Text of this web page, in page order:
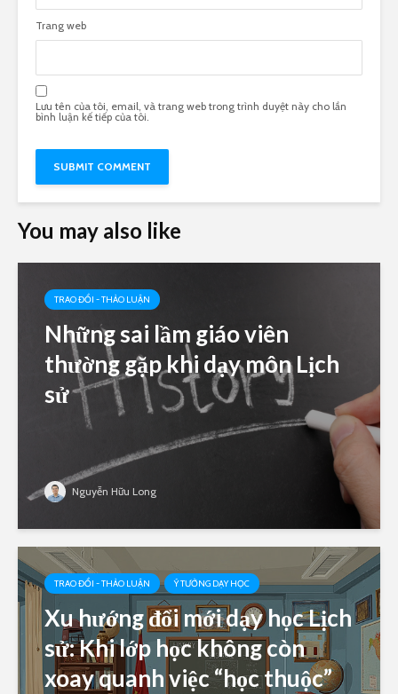
Trang web
Lưu tên của tôi, email, và trang web trong trình duyệt này cho lần
bình luận kế tiếp của tôi.
You may also like
TRAO ĐỔI - THẢO LUẬN
Những sai lầm giáo viên
thường gặp khi dạy môn Lịch
sử
Nguyễn Hữu Long
TRAO ĐỔI - THẢO LUẬN Ý TƯỞNG DẠY HỌC
Xu hướng đổi mới dạy học Lịch
sử: Khi lớp học không còn
xoay quanh việc “học thuộc”